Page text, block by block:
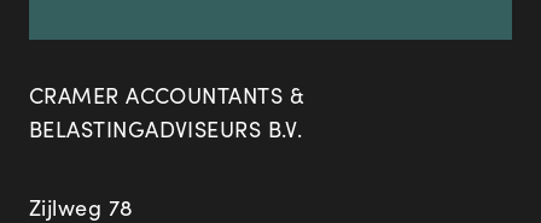
CRAMER ACCOUNTANTS &
BELASTINGADVISEURS B.V.
Zijlweg 78